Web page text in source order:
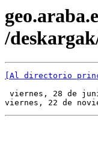
/
[Al directorio
viernes, 28 de
viernes, 22 de